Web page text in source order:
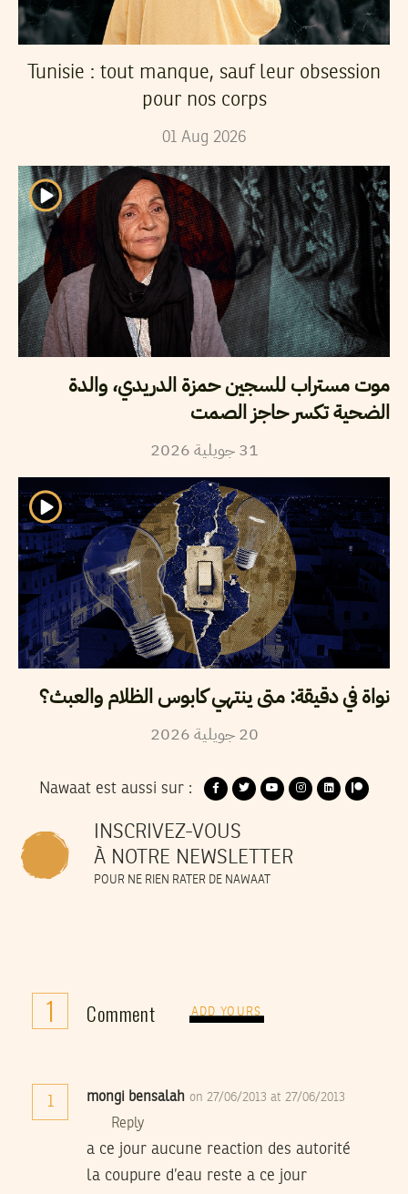
Tunisie : tout manque, sauf leur obsession
pour nos corps
01 Aug 2026
موت مستراب للسجين حمزة الدريدي، والدة
الضحية تكسر حاجز الصمت
31 جويلية2026
نواة في دقيقة: متى ينتهي كابوس الظلام والعبث؟
20 جويلية2026
Nawaat est aussi sur :
INSCRIVEZ-VOUS
À NOTRE NEWSLETTER
POUR NE RIEN RATER DE NAWAAT
1 Comment ADD YOURS
1 mongi bensalah on 27/06/2013 at 27/06/2013
Reply
a ce jour aucune reaction des autorité
la coupure d’eau reste a ce jour